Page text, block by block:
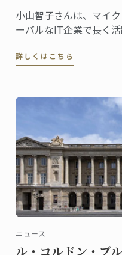
小山智子さんは、マイ
ーバルなIT企業で長く
た。
詳しくはこちら
ニュース
ル・コルドン・ブ